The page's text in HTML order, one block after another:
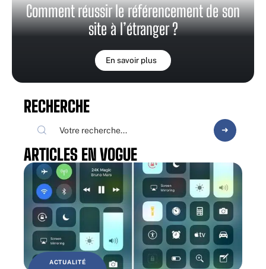
Comment réussir le référencement de son
site à l’étranger ?
En savoir plus
RECHERCHE
ARTICLES EN VOGUE
ACTUALITÉ